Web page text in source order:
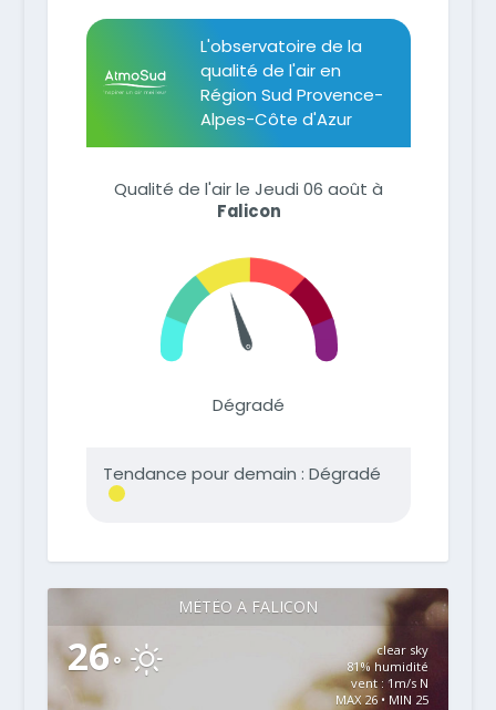
MÉTÉO À FALICON
26°
clear sky
81% humidité
vent : 1m/s N
MAX 26 • MIN 25